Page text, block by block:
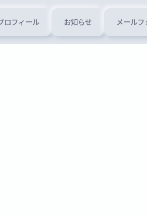
ロフィール お知らせ メールフ